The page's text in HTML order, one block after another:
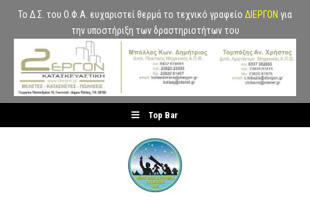
Το Δ.Σ. του Ο.Φ.Α. ευχαριστεί θερμά το τεχνικό γραφείο ΔΙΕΡΓΟΝ για
την υποστήριξη των δραστηριοτήτων του
to
Top Bar